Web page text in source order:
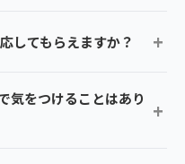
してもらえますか？
気をつけることはあり